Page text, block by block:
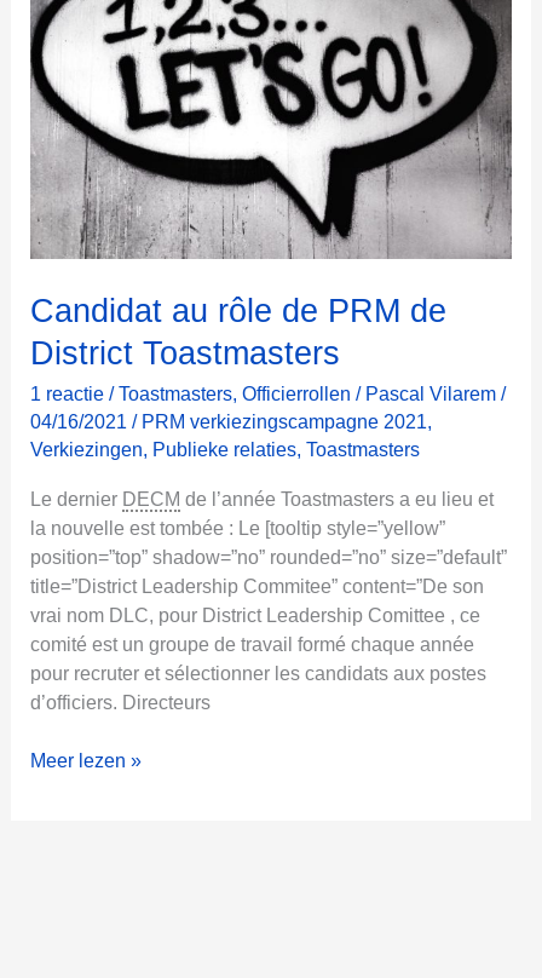
u
o
i
ç
s
e
r
Candidat au rôle de PRM de
District Toastmasters
1 reactie /Toastmasters,Officierrollen / Pascal Vilarem/
04/16/2021/ PRM verkiezingscampagne 2021,
Verkiezingen, Publieke relaties,Toastmasters
Le dernier DECM de l’année Toastmasters a eu lieu et
la nouvelle est tombée : Le [tooltip style=”yellow”
position=”top” shadow=”no” rounded=”no” size=”default”
title=”District Leadership Commitee” content=”De son
vrai nom DLC, pour District Leadership Comittee , ce
comité est un groupe de travail formé chaque année
pour recruter et sélectionner les candidats aux postes
d’officiers. Directeurs
C
Meer lezen »